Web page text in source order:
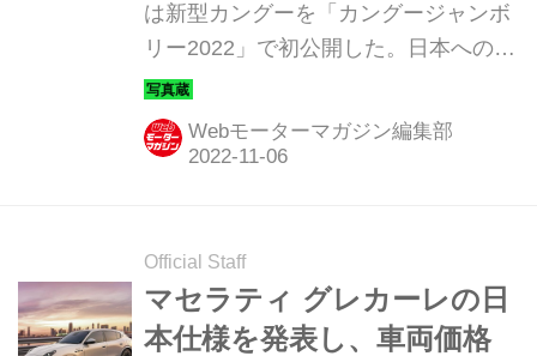
は新型カングーを「カングージャンボ
リー2022」で初公開した。日本への導
入は2023年春の予定だが、まずは展示
車の写真でプロフィールを紹介しよ
う。
Webモーターマガジン編集部
Official Staff
マセラティ グレカーレの日
本仕様を発表し、車両価格